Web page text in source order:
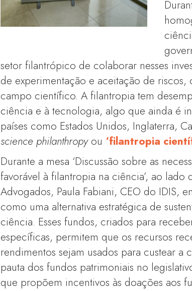
setor filantrópico de colaborar nesses
de experimentação e aceitação de
campo científico. A filantropia tem
ciência e à tecnologia, algo que ainda é
países como Estados Unidos, Inglaterra,
science philanthropyou ‘filantropia
Durante a mesa ‘Discussão sobre as
favorável à filantropia na ciência’, ao lado
Advogados, Paula Fabiani, CEO do IDIS,
como uma alternativa estratégica de
ciência. Esses fundos, criados para
específicas, permitem que os recursos
rendimentos sejam usados para custear a
pauta dos fundos patrimoniais no
que propõem incentivos às doações aos